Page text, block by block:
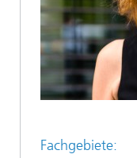
Fachgebiete: